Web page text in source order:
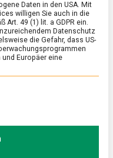
Von
nicht nur zu
es ist auch eine
Niederrhein in einer
Daten in den USA. Mit
willigen Sie auch in die
Art. 49 (1) lit. a GDPR ein.
Datenschutz
die Gefahr, dass US-
Europäer eine
für die eine